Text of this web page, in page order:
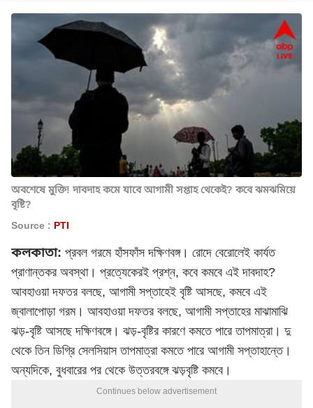
অবশেষে মুক্তি! দাবদাহ কমে যাবে আগামী সপ্তাহ থেকেই? কবে ঝমঝমিয়ে
বৃষ্টি?
Source : PTI
কলকাতা: প্রবল গরমে হাঁসফাঁস দক্ষিণবঙ্গ। রোদে বেরোলেই কার্যত
প্রাণান্তকর অবস্থা। প্রত্যেকেরই প্রশ্ন, কবে কমবে এই দাবদাহ?
আবহাওয়া দফতর বলছে, আগামী সপ্তাহেই বৃষ্টি আসছে, কমবে এই
জ্বালাপোড়া গরম। আবহাওয়া দফতর বলছে, আগামী সপ্তাহের মাঝামাঝি
ঝড়-বৃষ্টি আসছে দক্ষিণবঙ্গে। ঝড়-বৃষ্টির কারণে কমতে পারে তাপমাত্রা। দু
থেকে তিন ডিগ্রি সেলসিয়াস তাপমাত্রা কমতে পারে আগামী সপ্তাহান্তে।
অন্যদিকে, বুধবারের পর থেকে উত্তরবঙ্গে ঝড়বৃষ্টি কমবে।
Continues below advertisement